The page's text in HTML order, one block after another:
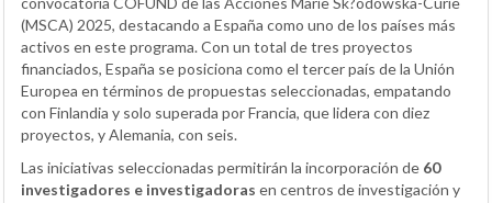
(MSCA) 2025, destacando a España como uno de los países más
activos en este programa. Con un total de tres proyectos
financiados, España se posiciona como el tercer país de la Unión
Europea en términos de propuestas seleccionadas, empatando
con Finlandia y solo superada por Francia, que lidera con diez
proyectos, y Alemania, con seis.
Las iniciativas seleccionadas permitirán la incorporación de 60
investigadores e investigadoras en centros de investigación y